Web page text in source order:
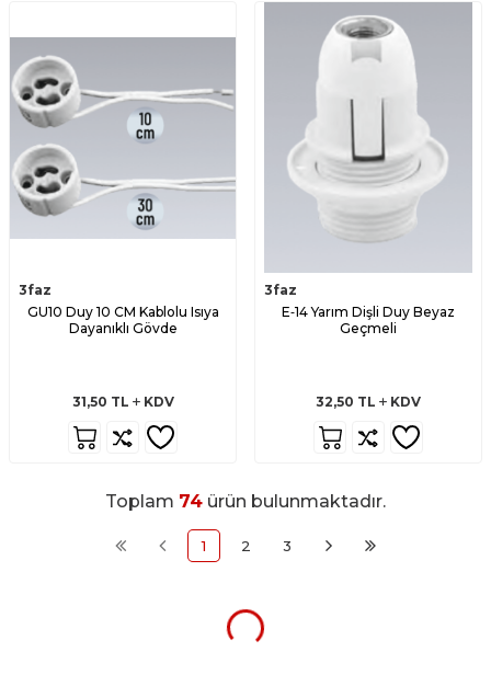
3faz
GU10 Duy 10 CM Kablolu Isıya
Dayanıklı Gövde
31,50 TL KDV
3faz
E‑14 Yarım Dişli Duy Beyaz
Geçmeli
32,50 TL KDV
Toplam 74 ürün bulunmaktadır.
1 2 3